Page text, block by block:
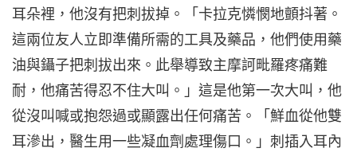
耳朵裡，他沒有把刺拔掉。「卡拉克憐憫地顫抖著。
這兩位友人立即準備所需的工具及藥品，他們使用藥
油與鑷子把刺拔出來。此舉導致主摩訶毗羅疼痛難
耐，他痛苦得忍不住大叫。」這是他第一次大叫，他
從沒叫喊或抱怨過或顯露出任何痛苦。「鮮血從他雙
耳滲出，醫生用一些凝血劑處理傷口。」刺插入耳內